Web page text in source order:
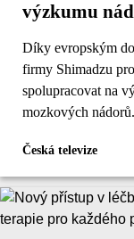
výzkumu
Díky evropským
firmy Shimadzu
spolupracovat na
mozkových nádorů.
Česká televize